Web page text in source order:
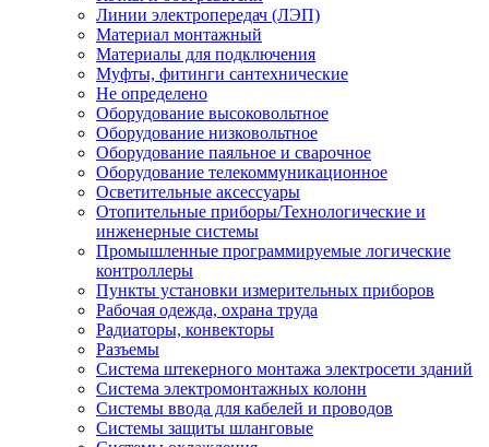
Линии электропередач (ЛЭП)
Материал монтажный
Материалы для подключения
Муфты, фитинги сантехнические
Не определено
Оборудование высоковольтное
Оборудование низковольтное
Оборудование паяльное и сварочное
Оборудование телекоммуникационное
Осветительные аксессуары
Отопительные приборы/Технологические и
инженерные системы
Промышленные программируемые логические
контроллеры
Пункты установки измерительных приборов
Рабочая одежда, охрана труда
Радиаторы, конвекторы
Разъемы
Система штекерного монтажа электросети зданий
Система электромонтажных колонн
Системы ввода для кабелей и проводов
Системы защиты шланговые